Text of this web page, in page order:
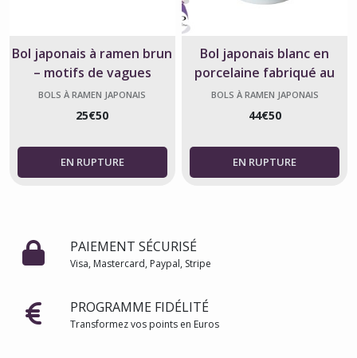
Bol japonais à ramen brun
– motifs de vagues
BOLS À RAMEN JAPONAIS
25€50
Bol japonais blanc en
porcelaine fabriqué au
Japon
BOLS À RAMEN JAPONAIS
44€50
PAIEMENT SÉCURISÉ
Visa, Mastercard, Paypal, Stripe
PROGRAMME FIDÉLITÉ
Transformez vos points en Euros